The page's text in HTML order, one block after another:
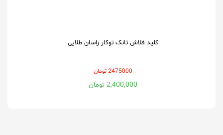
کلید فلاش تانک توکار راسان طلایی
2475000 تومان
2,400,000 تومان